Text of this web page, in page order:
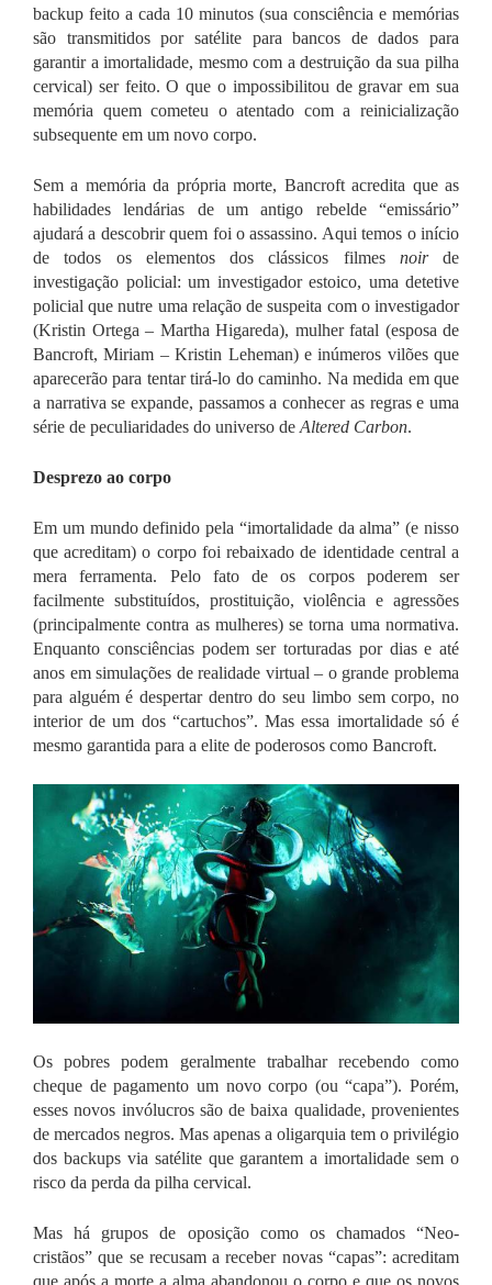
backup feito a cada 10 minutos (sua consciência e memórias
são transmitidos por satélite para bancos de dados para
garantir a imortalidade, mesmo com a destruição da sua pilha
cervical) ser feito. O que o impossibilitou de gravar em sua
memória quem cometeu o atentado com a reinicialização
subsequente em um novo corpo.
Sem a memória da própria morte, Bancroft acredita que as
habilidades lendárias de um antigo rebelde “emissário”
ajudará a descobrir quem foi o assassino. Aqui temos o início
de todos os elementos dos clássicos filmes noirde
investigação policial: um investigador estoico, uma detetive
policial que nutre uma relação de suspeita com o investigador
(Kristin Ortega – Martha Higareda), mulher fatal (esposa de
Bancroft, Miriam – Kristin Leheman) e inúmeros vilões que
aparecerão para tentar tirá-lo do caminho. Na medida em que
a narrativa se expande, passamos a conhecer as regras e uma
série de peculiaridades do universo de Altered Carbon.
Desprezo ao corpo
Em um mundo definido pela “imortalidade da alma” (e nisso
que acreditam) o corpo foi rebaixado de identidade central a
mera ferramenta. Pelo fato de os corpos poderem ser
facilmente substituídos, prostituição, violência e agressões
(principalmente contra as mulheres) se torna uma normativa.
Enquanto consciências podem ser torturadas por dias e até
anos em simulações de realidade virtual – o grande problema
para alguém é despertar dentro do seu limbo sem corpo, no
interior de um dos “cartuchos”.Mas essa imortalidade só é
mesmo garantida para a elite de poderosos como Bancroft.
Os pobres podem geralmente trabalhar recebendo como
cheque de pagamento um novo corpo (ou “capa”). Porém,
esses novos invólucros são de baixa qualidade, provenientes
de mercados negros. Mas apenas a oligarquia tem o privilégio
dos backups via satélite que garantem a imortalidade sem o
risco da perda da pilha cervical.
Mas há grupos de oposição como os chamados “Neo-
cristãos” que se recusam a receber novas “capas”: acreditam
que após a morte a alma abandonou o corpo e que os novos